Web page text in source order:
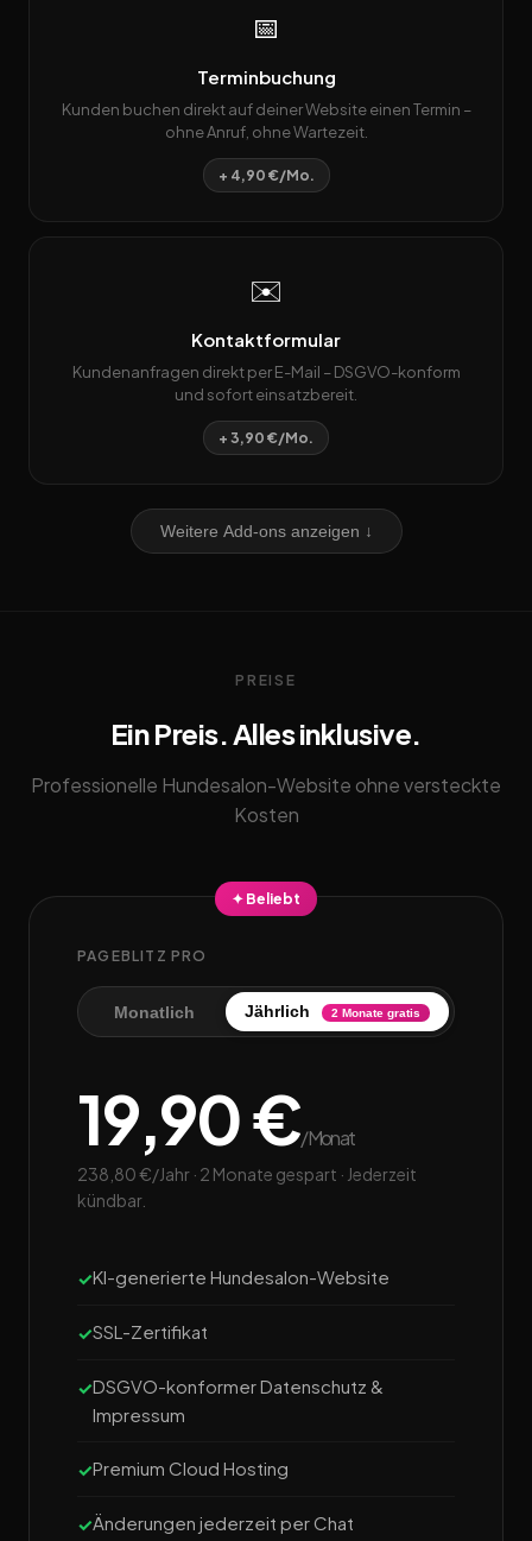
📅
Terminbuchung
Kunden buchen direkt auf deiner Website einen Termin –
ohne Anruf, ohne Wartezeit.
+ 4,90 €/Mo.
✉️
Kontaktformular
Kundenanfragen direkt per E-Mail – DSGVO-konform
und sofort einsatzbereit.
+ 3,90 €/Mo.
Weitere Add-ons anzeigen ↓
PREISE
Ein Preis. Alles inklusive.
Professionelle Hundesalon-Website ohne versteckte
Kosten
✦ Beliebt
PAGEBLITZ PRO
Monatlich Jährlich 2 Monate gratis
19,90 €/Monat
238,80 €/Jahr · 2 Monate gespart · Jederzeit
kündbar.
KI-generierte Hundesalon-Website
SSL-Zertifikat
DSGVO-konformer Datenschutz &
Impressum
Premium Cloud Hosting
Änderungen jederzeit per Chat